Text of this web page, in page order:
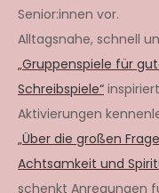
Senior:innen vor.
Alltagsnahe, schnell
„Gruppenspiele für
Schreibspiele“
Aktivierungen
„Über die großen
Achtsamkeit und
schenkt Anregungen